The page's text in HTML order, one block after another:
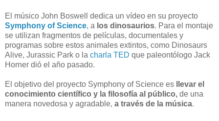
El músico John Boswell dedica un vídeo en su proyecto
Symphony of Science, a los dinosaurios. Para el montaje
se utilizan fragmentos de películas, documentales y
programas sobre estos animales extintos, como Dinosaurs
Alive, Jurassic Park o la charla TED que paleontólogo Jack
Horner dió el año pasado.
El objetivo del proyecto Symphony of Science es llevar el
conocimiento científico y la filosofía al público, de una
manera novedosa y agradable, a través de la música.